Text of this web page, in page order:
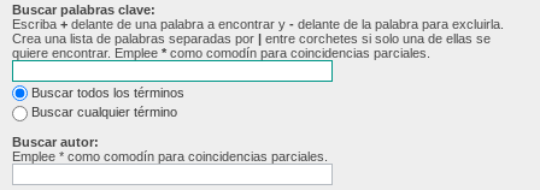
Buscar palabras clave:
Escriba + delante de una palabra a encontrar y - delante de la palabra para excluirla.
Crea una lista de palabras separadas por | entre corchetes si solo una de ellas se
quiere encontrar. Emplee * como comodín para coincidencias parciales.
Buscar todos los términos
Buscar cualquier término
Buscar autor:
Emplee * como comodín para coincidencias parciales.